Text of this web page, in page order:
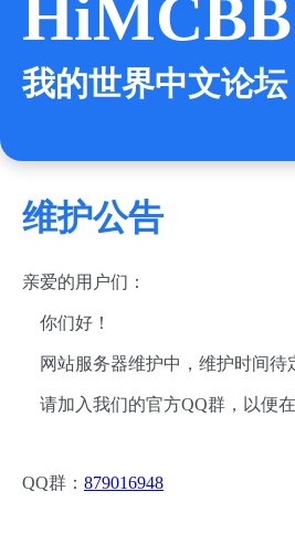
我的世界中文论坛
维护公告
亲爱的用户们：
你们好！
网站服务器维护中，维护时间待
请加入我们的官方QQ群，以便
QQ群： 879016948